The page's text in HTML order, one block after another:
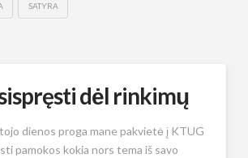
SATYRA
dėl rinkimų
dienos proga mane pakvietė į KTUG
pamokos kokia nors tema iš savo